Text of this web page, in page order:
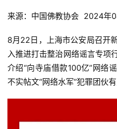
来源：中国佛教协会  2024年
8月22日，上海市公安局召开
入推进打击整治网络谣言专项
介绍“向寺庙借款100亿”网络
不实帖文“网络水军”犯罪团伙有